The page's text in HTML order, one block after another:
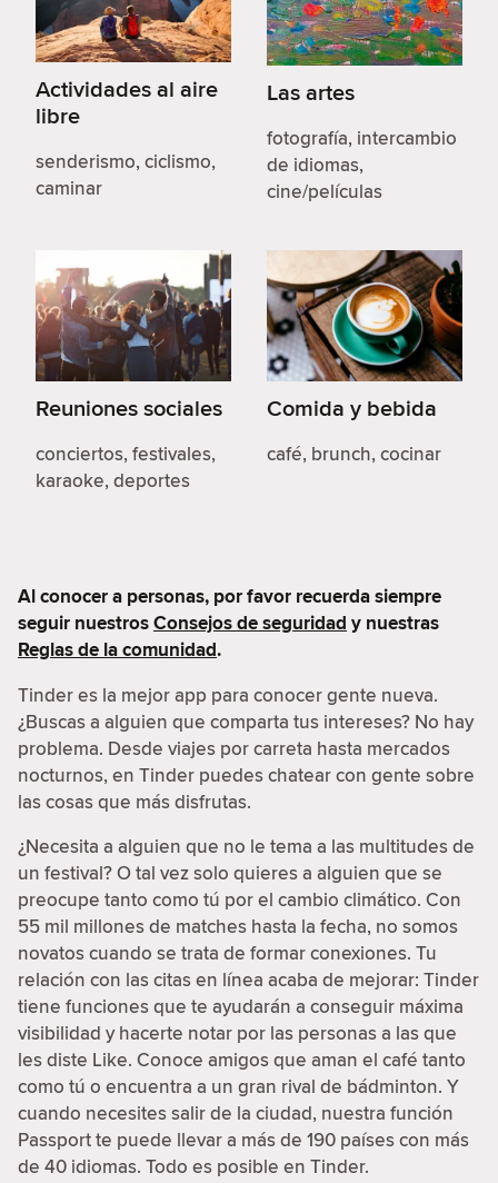
Actividades al aire
libre
senderismo, ciclismo,
caminar
Las artes
fotografía, intercambio
de idiomas,
cine/películas
Reuniones sociales
conciertos, festivales,
karaoke, deportes
Comida y bebida
café, brunch, cocinar
Al conocer a personas, por favor recuerda siempre
seguir nuestrosConsejos de seguridad y nuestras
Reglas de la comunidad.
Tinder es la mejor app para conocer gente nueva.
¿Buscas a alguien que comparta tus intereses? No hay
problema. Desde viajes por carreta hasta mercados
nocturnos, en Tinder puedes chatear con gente sobre
las cosas que más disfrutas.
¿Necesita a alguien que no le tema a las multitudes de
un festival? O tal vez solo quieres a alguien que se
preocupe tanto como tú por el cambio climático. Con
55 mil millones de matches hasta la fecha, no somos
novatos cuando se trata de formar conexiones. Tu
relación con las citas en línea acaba de mejorar: Tinder
tiene funciones que te ayudarán a conseguir máxima
visibilidad y hacerte notar por las personas a las que
les diste Like. Conoce amigos que aman el café tanto
como tú o encuentra a un gran rival de bádminton. Y
cuando necesites salir de la ciudad, nuestra función
Passport te puede llevar a más de 190 países con más
de 40 idiomas. Todo es posible en Tinder.